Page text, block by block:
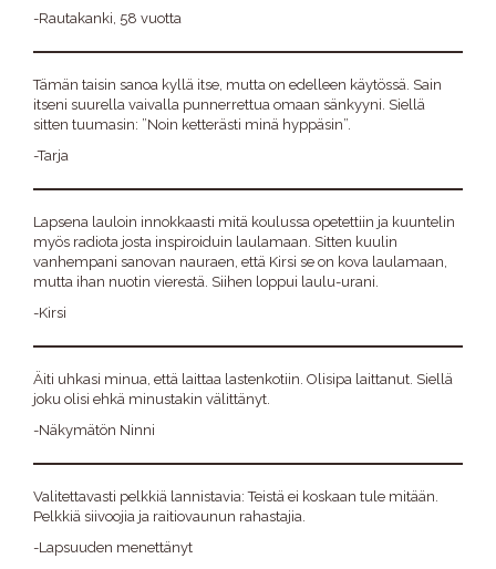
-Rautakanki, 58 vuotta
Tämän taisin sanoa kyllä itse, mutta on edelleen käytössä. Sain
itseni suurella vaivalla punnerrettua omaan sänkyyni. Siellä
sitten tuumasin: ”Noin ketterästi minä hyppäsin”.
-Tarja
Lapsena lauloin innokkaasti mitä koulussa opetettiin ja kuuntelin
myös radiota josta inspiroiduin laulamaan. Sitten kuulin
vanhempani sanovan nauraen, että Kirsi se on kova laulamaan,
mutta ihan nuotin vierestä. Siihen loppui laulu-urani.
-Kirsi
Äiti uhkasi minua, että laittaa lastenkotiin. Olisipa laittanut. Siellä
joku olisi ehkä minustakin välittänyt.
-Näkymätön Ninni
Valitettavasti pelkkiä lannistavia: Teistä ei koskaan tule mitään.
Pelkkiä siivoojia ja raitiovaunun rahastajia.
-Lapsuuden menettänyt